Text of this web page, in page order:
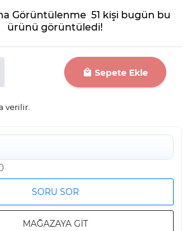
51 kişi bugün bu
ürünü görüntüledi!
Sepete Ekle
verilir.
SORU SOR
MAĞAZAYA GİT